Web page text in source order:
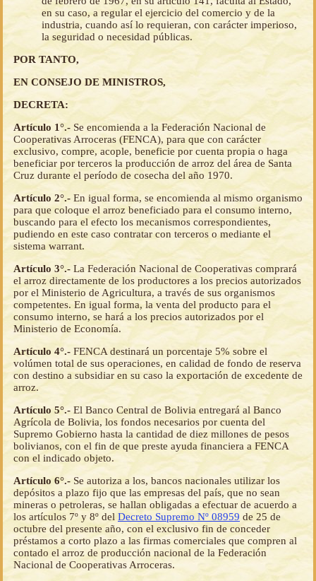
en su caso, a regular el ejercicio del comercio y de la
industria, cuando así lo requieran, con carácter imperioso,
la seguridad o necesidad públicas.
POR TANTO,
EN CONSEJO DE MINISTROS,
DECRETA:
Artículo 1°.- Se encomienda a la Federación Nacional de
Cooperativas Arroceras (FENCA), para que con carácter
exclusivo, compre, acople, beneficie por cuenta propia o haga
beneficiar por terceros la producción de arroz del área de Santa
Cruz durante el período de cosecha del año 1970.
Artículo 2°.- En igual forma, se encomienda al mismo organismo
para que coloque el arroz beneficiado para el consumo interno,
buscando para el efecto los mecanismos correspondientes,
pudiendo en este caso contratar con terceros o mediante el
sistema warrant.
Artículo 3°.- La Federación Nacional de Cooperativas comprará
el arroz directamente de los productores a los precios autorizados
por el Ministerio de Agricultura, a través de sus organismos
competentes. En igual forma, la venta del producto para el
consumo interno, se hará a los precios autorizados por el
Ministerio de Economía.
Artículo 4°.- FENCA destinará un porcentaje 5% sobre el
volúmen total de sus operaciones, en calidad de fondo de reserva
con destino a subsidiar en su caso la exportación de excedente de
arroz.
Artículo 5°.- El Banco Central de Bolivia entregará al Banco
Agrícola de Bolivia, los fondos necesarios por cuenta del
Supremo Gobierno hasta la cantidad de diez millones de pesos
bolivianos, con el fin de que preste ayuda financiera a FENCA
con el indicado objeto.
Artículo 6°.- Se autoriza a los, bancos nacionales utilizar los
depósitos a plazo fijo que las empresas del país, que no sean
mineras o petroleras, se hallan obligadas a efectuar de acuerdo a
los artículos 7º y 8º del Decreto Supremo Nº 08959 de 25 de
octubre del presente año, con el exclusivo fin de conceder
préstamos a corto plazo a las firmas comerciales que compren al
contado el arroz de producción nacional de la Federación
Nacional de Cooperativas Arroceras.